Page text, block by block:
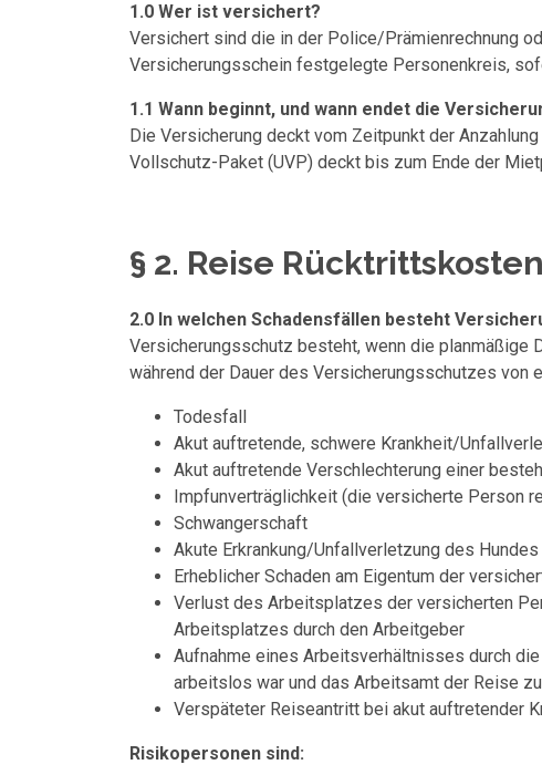
1.0 Wer ist versichert?
Versichert sind die in der Police/Prämienrechnung
Versicherungsschein festgelegte Personenkreis,
1.1 Wann beginnt, und wann endet die
Die Versicherung deckt vom Zeitpunkt der
Vollschutz-Paket (UVP) deckt bis zum Ende der
§ 2. Reise
2.0 In welchen Schadensfällen besteht
Versicherungsschutz besteht, wenn die
während der Dauer des Versicherungsschutzes
Todesfall
Akut auftretende, schwere Krankheit/
Akut auftretende Verschlechterung einer
Impfunverträglichkeit (die versicherte Person
Schwangerschaft
Akute Erkrankung/Unfallverletzung des
Erheblicher Schaden am Eigentum der
Verlust des Arbeitsplatzes der versicherten
Arbeitsplatzes durch den Arbeitgeber
Aufnahme eines Arbeitsverhältnisses durch
arbeitslos war und das Arbeitsamt der Reise
Verspäteter Reiseantritt bei akut auftretender
Risikopersonen sind: